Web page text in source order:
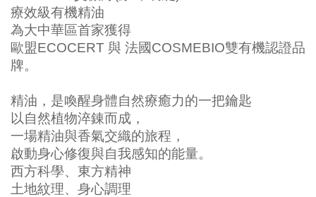
療效級有機精油
為大中華區首家獲得
歐盟ECOCERT 與 法國COSMEBIO雙有機認證品
牌。
精油，是喚醒身體自然療癒力的一把鑰匙
以自然植物淬錬而成，
一場精油與香氣交織的旅程，
啟動身心修復與自我感知的能量。
西方科學、東方精神
土地紋理、身心調理